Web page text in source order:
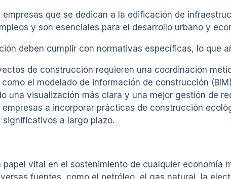
que se dedican a la edificación de
y son esenciales para el desarrollo urbano y
deben cumplir con normativas específicas, lo que
de construcción requieren una coordinación
el modelado de información de construcción
una visualización más clara y una mejor gestión de
a incorporar prácticas de construcción
a largo plazo.
vital en el sostenimiento de cualquier economía